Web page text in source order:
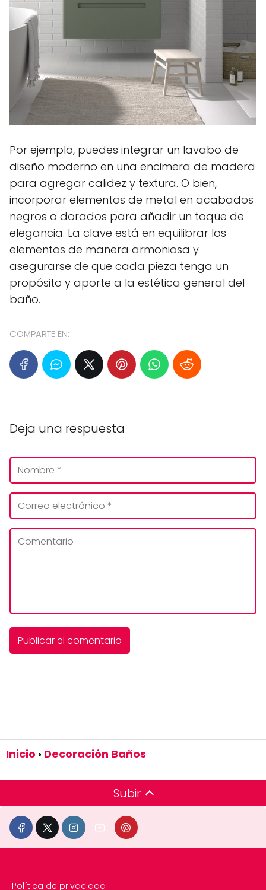
Por ejemplo, puedes integrar un lavabo de
diseño moderno en una encimera de madera
para agregar calidez y textura. O bien,
incorporar elementos de metal en acabados
negros o dorados para añadir un toque de
elegancia. La clave está en equilibrar los
elementos de manera armoniosa y
asegurarse de que cada pieza tenga un
propósito y aporte a la estética general del
baño.
COMPARTE EN:
Deja una respuesta
Inicio Decoración Baños
Subir
Política de privacidad